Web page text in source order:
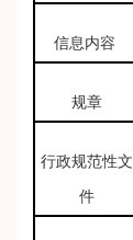
信息内容
规章
行政规范性文
件